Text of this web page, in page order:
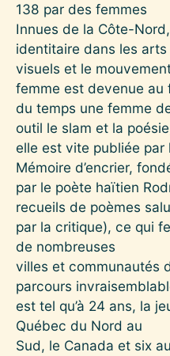
138 par des femmes
Innues de la Côte-
identitaire dans les arts
visuels et le
femme est devenue au
du temps une femme
outil le slam et la
elle est vite publiée par
Mémoire d’encrier,
par le poète haïtien
recueils de poèmes
par la critique), ce qui
de nombreuses
villes et communautés
parcours
est tel qu’à 24 ans, la
Québec du Nord au
Sud, le Canada et six